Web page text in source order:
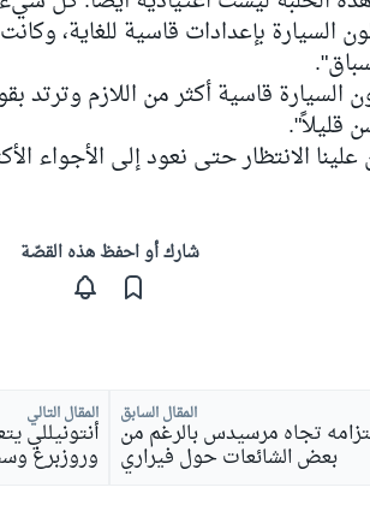
السيارة بإعدادات قاسية للغاية،
قاسية أكثر من اللازم وترتد
قليلاً".
الانتظار حتى نعود إلى الأجواء
شارك أو احفظ هذه القصّة
المقال السابق
تجاه مرسيدس بالرغم من
بعض الشائعات حول فيراري
المقال التالي
أنتونيللي
وروزبرغ